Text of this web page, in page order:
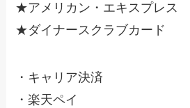
★アメリカン・エキスプレス
★ダイナースクラブカード
・キャリア決済
・楽天ペイ